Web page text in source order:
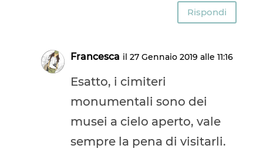
Rispondi
Francesca il 27 Gennaio 2019 alle 11:16
Esatto, i cimiteri
monumentali sono dei
musei a cielo aperto, vale
sempre la pena di visitarli.